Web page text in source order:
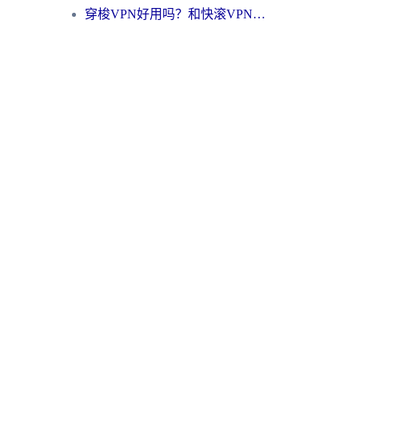
穿梭VPN好用吗？和快滚VPN对比哪个回国效果更好？海外党选回国加速器必看指南